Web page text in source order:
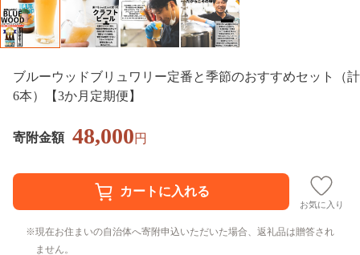
ブルーウッドブリュワリー定番と季節のおすすめセット（計
6本）【3か月定期便】
寄附金額 48,000円
お気に入り
現在お住まいの自治体へ寄附申込いただいた場合、返礼品は贈答され
ません。